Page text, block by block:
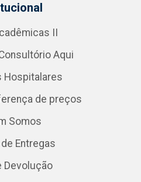
II
Aqui
Hospitalares
de preços
Somos
Entregas
Devolução